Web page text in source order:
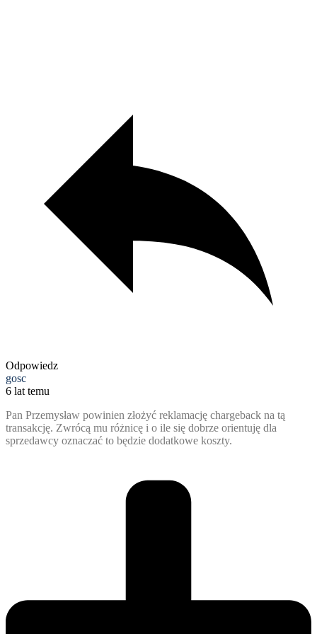
Odpowiedz
gosc
6 lat temu
Pan Przemysław powinien złożyć reklamację chargeback na tą
transakcję. Zwrócą mu różnicę i o ile się dobrze orientuję dla
sprzedawcy oznaczać to będzie dodatkowe koszty.